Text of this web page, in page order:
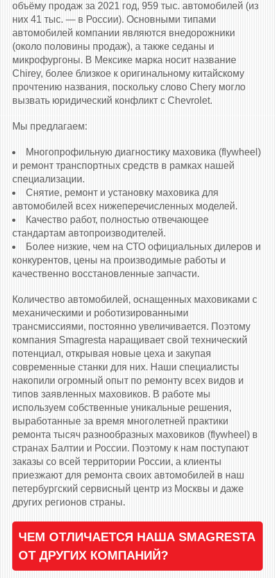
объёму продаж за 2021 год, 959 тыс. автомобилей (из
них 41 тыс. — в России). Основными типами
автомобилей компании являются внедорожники
(около половины продаж), а также седаны и
микрофургоны. В Мексике марка носит название
Chirey, более близкое к оригинальному китайскому
прочтению названия, поскольку слово Chery могло
вызвать юридический конфликт с Chevrolet.
Мы предлагаем:
Многопрофильную диагностику маховика (flywheel)
и ремонт транспортных средств в рамках нашей
специализации.
Снятие, ремонт и установку маховика для
автомобилей всех нижеперечисленных моделей.
Качество работ, полностью отвечающее
стандартам автопроизводителей.
Более низкие, чем на СТО официальных дилеров и
конкурентов, цены на производимые работы и
качественно восстановленные запчасти.
Количество автомобилей, оснащенных маховиками c
механическими и роботизированными
трансмиссиями, постоянно увеличивается. Поэтому
компания Smagresta наращивает свой технический
потенциал, открывая новые цеха и закупая
современные станки для них. Наши специалисты
накопили огромный опыт по ремонту всех видов и
типов заявленных маховиков. В работе мы
используем собственные уникальные решения,
выработанные за время многолетней практики
ремонта тысяч разнообразных маховиков (flywheel) в
странах Балтии и России. Поэтому к нам поступают
заказы со всей территории России, а клиенты
приезжают для ремонта своих автомобилей в наш
петербургский сервисный центр из Москвы и даже
других регионов страны.
ЧЕМ ОТЛИЧАЕТСЯ НАША SMAGRESTA
ОТ ДРУГИХ КОМПАНИЙ?